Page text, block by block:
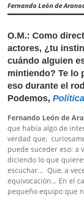
Fernando León de
O.M.: Como
actores, ¿tu
cuándo alguien
mintiendo? Te lo
eso durante el
Podemos,
Fernando León de
que había algo de
verdad que,
puede suceder eso: a
diciendo lo que
escuchar… Que, a
equivocación… En el
pequeño equipo que